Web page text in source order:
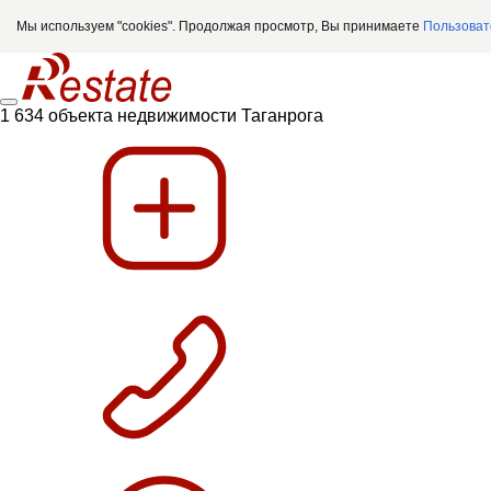
Мы используем "cookies". Продолжая просмотр, Вы принимаете
1 634 объекта недвижимости Таганрога